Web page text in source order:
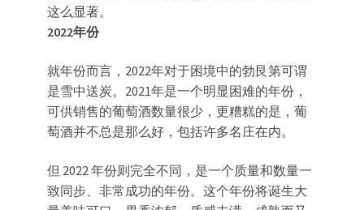
这么显著。
2022年份
就年份而言，2022年对于困境中的勃艮第可谓
是雪中送炭。2021年是一个明显困难的年份，
可供销售的葡萄酒数量很少，更糟糕的是，葡
萄酒并不总是那么好，包括许多名庄在内。
但 2022 年份则完全不同，是一个质量和数量一
致同步、非常成功的年份。这个年份将诞生大